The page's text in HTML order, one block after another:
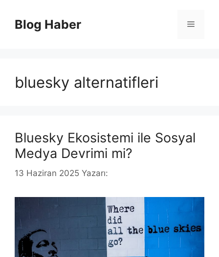
Blog Haber Menü
bluesky alternatifleri
Bluesky Ekosistemi ile Sosyal
Medya Devrimi mi?
13 Haziran 2025 Yazarı: